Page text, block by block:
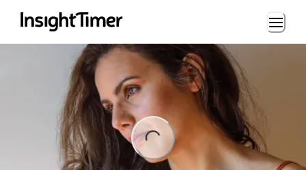
Loading...